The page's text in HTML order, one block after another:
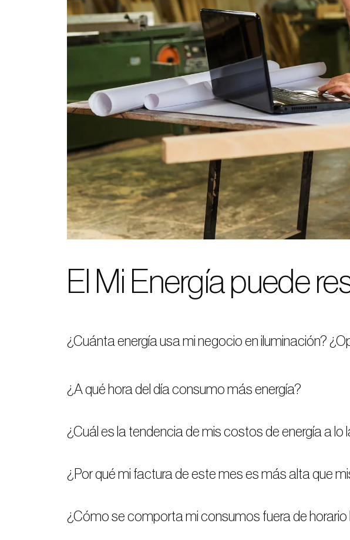
El Mi Energía puede
¿Cuánta energía usa mi negocio en iluminación?
¿A qué hora del día consumo más energía?
¿Cuál es la tendencia de mis costos de energía a lo
¿Por qué mi factura de este mes es más alta que
¿Cómo se comporta mi consumos fuera de